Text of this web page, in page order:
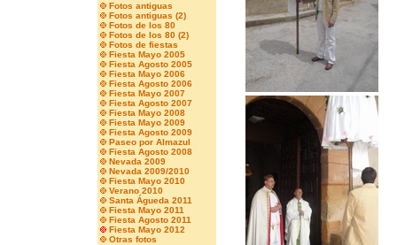
Fotos antiguas
Fotos antiguas (2)
Fotos de los 80
Fotos de los 80 (2)
Fotos de fiestas
Fiesta Mayo 2005
Fiesta Agosto 2005
Fiesta Mayo 2006
Fiesta Agosto 2006
Fiesta Mayo 2007
Fiesta Agosto 2007
Fiesta Mayo 2008
Fiesta Mayo 2009
Fiesta Agosto 2009
Paseo por Almazul
Fiesta Agosto 2008
Nevada 2009
Nevada 2009/2010
Fiesta Mayo 2010
Verano 2010
Santa Águeda 2011
Fiesta Mayo 2011
Fiesta Agosto 2011
Fiesta Mayo 2012
Otras fotos